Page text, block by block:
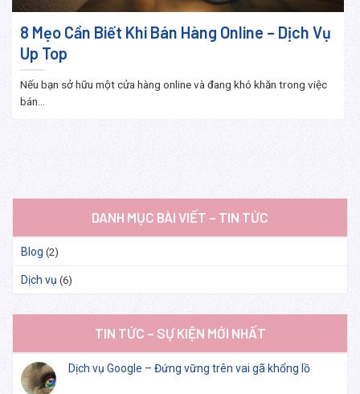
8 Mẹo Cần Biết Khi Bán Hàng Online – Dịch Vụ
Up Top
Nếu bạn sở hữu một cửa hàng online và đang khó khăn trong việc
bán...
DANH MỤC BÀI VIẾT – TIN TỨC
Blog (2)
Dịch vụ (6)
TIN TỨC – SỰ KIỆN MỚI NHẤT
Dịch vụ Google – Đứng vững trên vai gã khổng lồ